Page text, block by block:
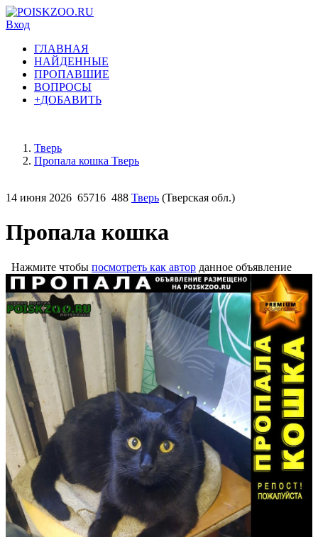
Вход
ГЛАВНАЯ
НАЙДЕННЫЕ
ПРОПАВШИЕ
ВОПРОСЫ
+ДОБАВИТЬ
Тверь
Пропала кошка Тверь
14 июня 2026 65716 488 Тверь (Тверская обл.)
Пропала кошка
Нажмите чтобы посмотреть как автор данное объявление